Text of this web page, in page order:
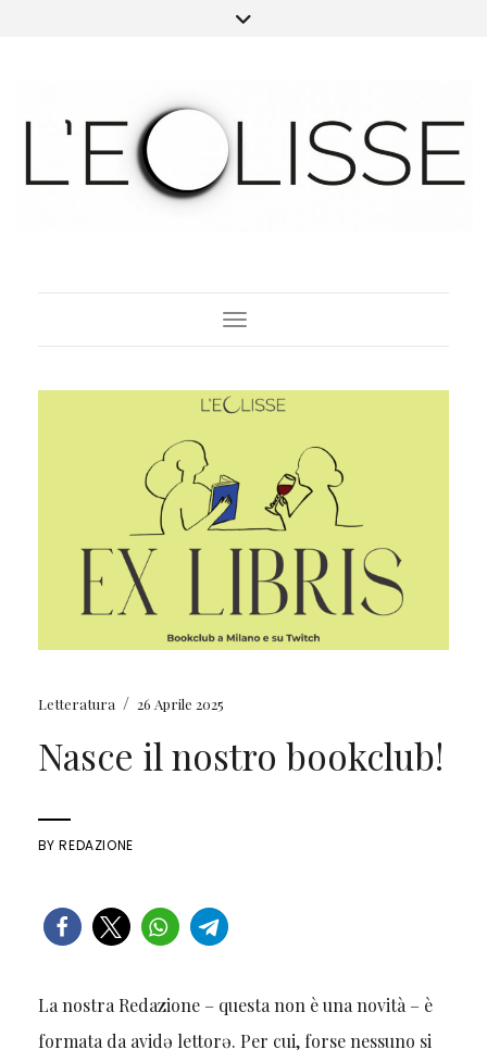
Toggle Navigation
Letteratura / 26 Aprile 2025
Nasce il nostro bookclub!
BYREDAZIONE
La nostra Redazione – questa non è una novità – è
formata da avidə lettorə. Per cui, forse nessuno si